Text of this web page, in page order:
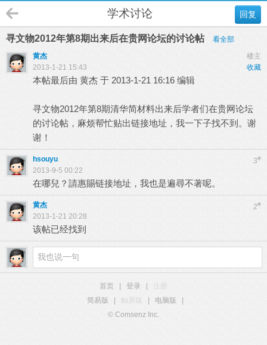
回复
学术讨论
寻文物2012年第8期出来后在贵网论坛的讨论帖
看全部
楼主
黄杰
收藏
2013-1-21 15:43
本帖最后由 黄杰 于 2013-1-21 16:16 编辑
寻文物2012年第8期清华简材料出来后学者们在贵网论坛
的讨论帖，麻烦帮忙贴出链接地址，我一下子找不到。谢
谢！
3#
hsouyu
2013-9-5 00:22
在哪兒？請惠賜链接地址，我也是遍尋不著呢。
2#
黄杰
2013-1-21 20:28
该帖已经找到
首页 登录
注册
简易版
触屏版 电脑版
© Comsenz Inc.